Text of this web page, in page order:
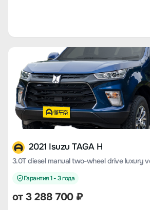
2021 Isuzu TAGA H
Гарантия 1 - 3 года
от 3 288 700 ₽